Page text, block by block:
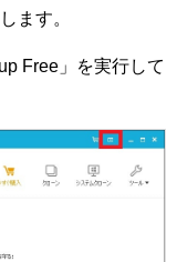
ます。
Free」を実行して